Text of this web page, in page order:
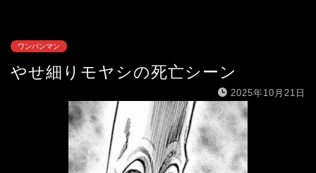
ワンパンマン
やせ細りモヤシの死亡シーン
2025年10月21日